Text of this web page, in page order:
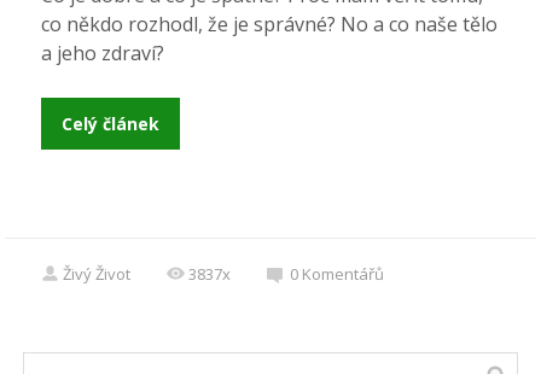
co někdo rozhodl, že je správné? No a co naše tělo
a jeho zdraví?
Celý článek
Živý Život 3837x 0 Komentářů